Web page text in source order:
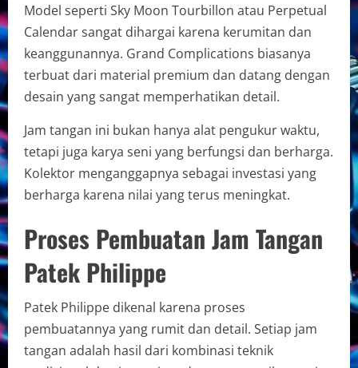
Model seperti Sky Moon Tourbillon atau Perpetual
Calendar sangat dihargai karena kerumitan dan
keanggunannya. Grand Complications biasanya
terbuat dari material premium dan datang dengan
desain yang sangat memperhatikan detail.
Jam tangan ini bukan hanya alat pengukur waktu,
tetapi juga karya seni yang berfungsi dan berharga.
Kolektor menganggapnya sebagai investasi yang
berharga karena nilai yang terus meningkat.
Proses Pembuatan Jam Tangan
Patek Philippe
Patek Philippe dikenal karena proses
pembuatannya yang rumit dan detail. Setiap jam
tangan adalah hasil dari kombinasi teknik